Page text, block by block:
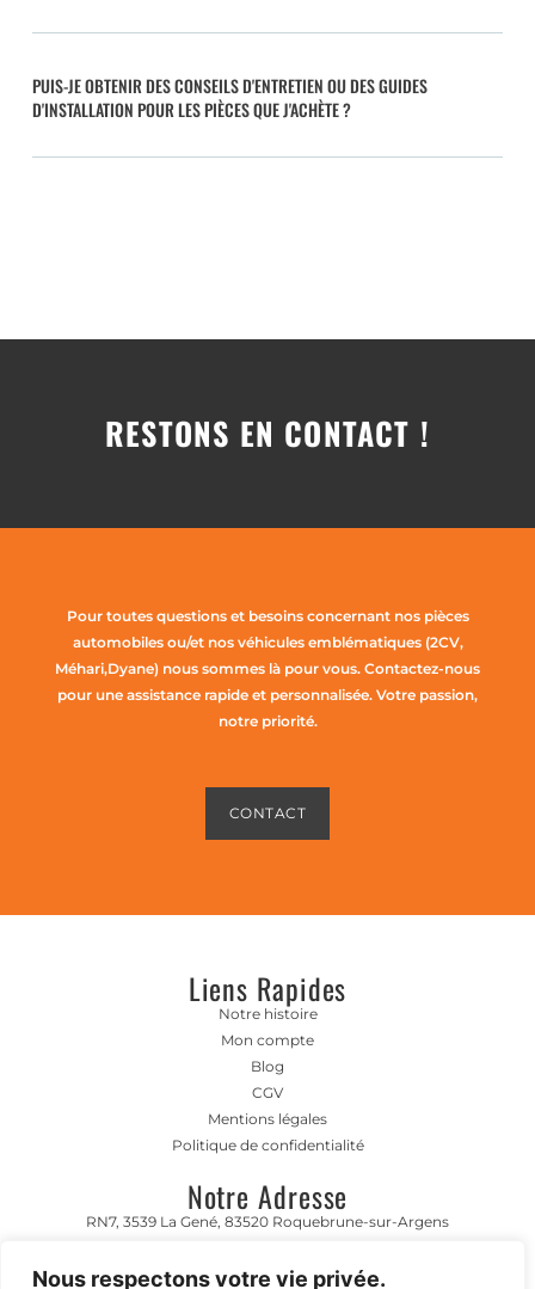
Nous respectons votre vie privée.
PUIS-JE OBTENIR DES CONSEILS D'ENTRETIEN OU DES GUIDES
D'INSTALLATION POUR LES PIÈCES QUE J'ACHÈTE ?
RESTONS EN CONTACT !
Pour toutes questions et besoins concernant nos pièces
automobiles ou/et nos véhicules emblématiques (2CV,
Méhari,Dyane) nous sommes là pour vous. Contactez-nous
pour une assistance rapide et personnalisée. Votre passion,
notre priorité.
CONTACT
Liens Rapides
Notre histoire
Mon compte
Blog
CGV
Mentions légales
Politique de confidentialité
Notre Adresse
RN7, 3539 La Gené, 83520 Roquebrune-sur-Argens
Horaire D'ouverture